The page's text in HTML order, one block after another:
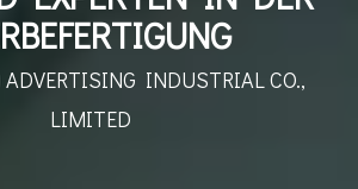
ADVERTISING INDUSTRIAL CO.,
LIMITED